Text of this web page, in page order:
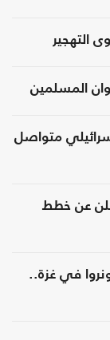
التهجير
المسلمين
متواصل
عن خطط
في غزة..